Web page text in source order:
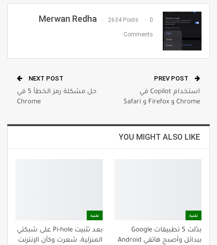
Email
Merwan Redha 2634 Posts 0
Comments
استخدام Copilot في
Chrome و Firefox و Safari
NEXT POST
حل مشكلة رمز الخطأ 5 في
Chrome
YOU MIGHT ALSO LIKE
تقنية
بدّلت 5 تطبيقات Google
ببدائل وأصبح هاتفي Android
تقنية
بعد تثبيت Pi-hole على شبكتي
المنزلية، شعرت وكأن الإنترنت